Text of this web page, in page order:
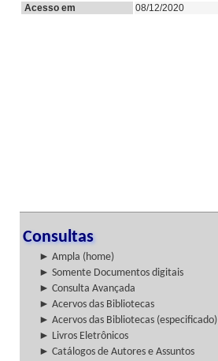
Acesso em
08/12/2020
Consultas
► Ampla (home)
► Somente Documentos digitais
► Consulta Avançada
► Acervos das Bibliotecas
► Acervos das Bibliotecas (especificado)
► Livros Eletrônicos
► Catálogos de Autores e Assuntos